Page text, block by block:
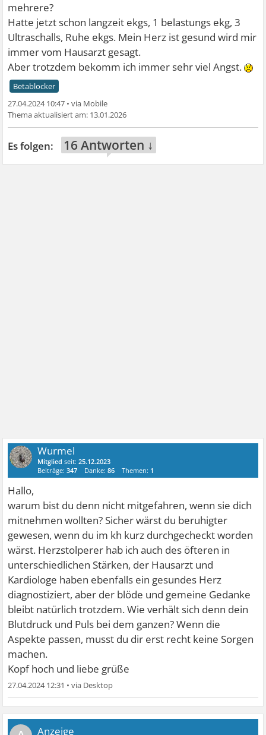
mehrere?
Hatte jetzt schon langzeit ekgs, 1 belastungs ekg, 3
Ultraschalls, Ruhe ekgs. Mein Herz ist gesund wird mir
immer vom Hausarzt gesagt.
Aber trotzdem bekomm ich immer sehr viel Angst.
Betablocker
27.04.2024 10:47 •
13.01.2026
16 Antworten ↓
Wurmel
Mitglied seit:25.12.2023
Beiträge:347 Danke:86 Themen: 1
Hallo,
warum bist du denn nicht mitgefahren, wenn sie dich
mitnehmen wollten? Sicher wärst du beruhigter
gewesen, wenn du im kh kurz durchgecheckt worden
wärst. Herzstolperer hab ich auch des öfteren in
unterschiedlichen Stärken, der Hausarzt und
Kardiologe haben ebenfalls ein gesundes Herz
diagnostiziert, aber der blöde und gemeine Gedanke
bleibt natürlich trotzdem. Wie verhält sich denn dein
Blutdruck und Puls bei dem ganzen? Wenn die
Aspekte passen, musst du dir erst recht keine Sorgen
machen.
Kopf hoch und liebe grüße
27.04.2024 12:31 •